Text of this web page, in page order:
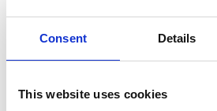
Consent Details
This website uses cookies